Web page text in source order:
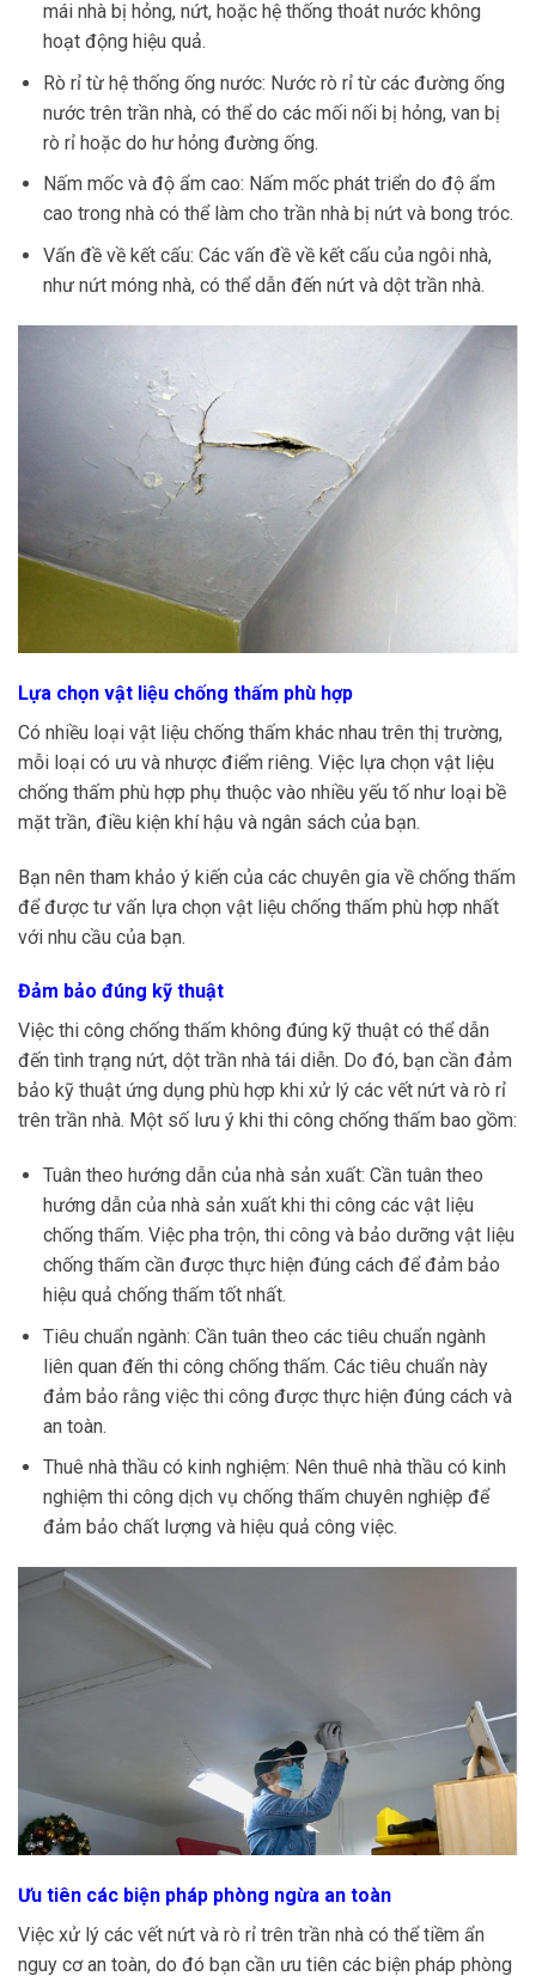
mái nhà bị hỏng, nứt, hoặc hệ thống thoát nước không
hoạt động hiệu quả.
Rò rỉ từ hệ thống ống nước: Nước rò rỉ từ các đường ống
nước trên trần nhà, có thể do các mối nối bị hỏng, van bị
rò rỉ hoặc do hư hỏng đường ống.
Nấm mốc và độ ẩm cao: Nấm mốc phát triển do độ ẩm
cao trong nhà có thể làm cho trần nhà bị nứt và bong tróc.
Vấn đề về kết cấu: Các vấn đề về kết cấu của ngôi nhà,
như nứt móng nhà, có thể dẫn đến nứt và dột trần nhà.
Lựa chọn vật liệu chống thấm phù hợp
Có nhiều loại vật liệu chống thấm khác nhau trên thị trường,
mỗi loại có ưu và nhược điểm riêng. Việc lựa chọn vật liệu
chống thấm phù hợp phụ thuộc vào nhiều yếu tố như loại bề
mặt trần, điều kiện khí hậu và ngân sách của bạn.
Bạn nên tham khảo ý kiến ​​của các chuyên gia về chống thấm
để được tư vấn lựa chọn vật liệu chống thấm phù hợp nhất
với nhu cầu của bạn.
Đảm bảo đúng kỹ thuật
Việc thi công chống thấm không đúng kỹ thuật có thể dẫn
đến tình trạng nứt, dột trần nhà tái diễn. Do đó, bạn cần đảm
bảo kỹ thuật ứng dụng phù hợp khi xử lý các vết nứt và rò rỉ
trên trần nhà. Một số lưu ý khi thi công chống thấm bao gồm:
Tuân theo hướng dẫn của nhà sản xuất: Cần tuân theo
hướng dẫn của nhà sản xuất khi thi công các vật liệu
chống thấm. Việc pha trộn, thi công và bảo dưỡng vật liệu
chống thấm cần được thực hiện đúng cách để đảm bảo
hiệu quả chống thấm tốt nhất.
Tiêu chuẩn ngành: Cần tuân theo các tiêu chuẩn ngành
liên quan đến thi công chống thấm. Các tiêu chuẩn này
đảm bảo rằng việc thi công được thực hiện đúng cách và
an toàn.
Thuê nhà thầu có kinh nghiệm: Nên thuê nhà thầu có kinh
nghiệm thi công dịch vụ chống thấm chuyên nghiệp để
đảm bảo chất lượng và hiệu quả công việc.
Ưu tiên các biện pháp phòng ngừa an toàn
Việc xử lý các vết nứt và rò rỉ trên trần nhà có thể tiềm ẩn
nguy cơ an toàn, do đó bạn cần ưu tiên các biện pháp phòng